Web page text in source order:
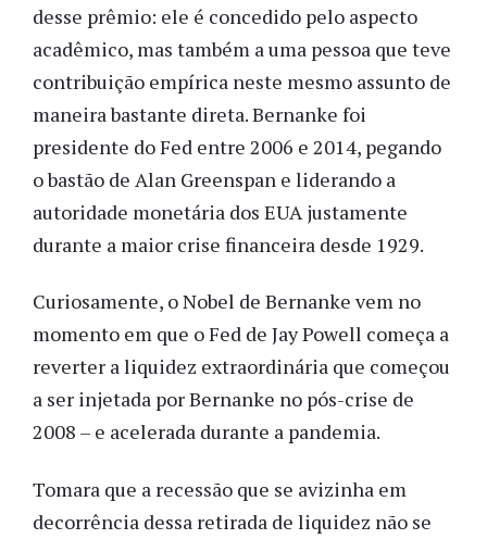
desse prêmio: ele é concedido pelo aspecto
acadêmico, mas também a uma pessoa que teve
contribuição empírica neste mesmo assunto de
maneira bastante direta. Bernanke foi
presidente do Fed entre 2006 e 2014, pegando
o bastão de Alan Greenspan e liderando a
autoridade monetária dos EUA justamente
durante a maior crise financeira desde 1929.
Curiosamente, o Nobel de Bernanke vem no
momento em que o Fed de Jay Powell começa a
reverter a liquidez extraordinária que começou
a ser injetada por Bernanke no pós-crise de
2008 – e acelerada durante a pandemia.
Tomara que a recessão que se avizinha em
decorrência dessa retirada de liquidez não se